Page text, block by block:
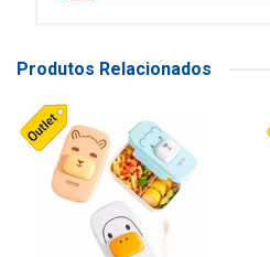
Produtos Relacionados